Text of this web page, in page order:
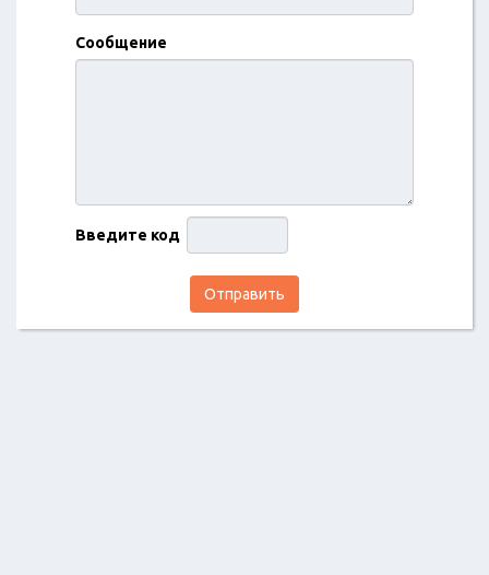
Сообщение
Введите код
Отправить